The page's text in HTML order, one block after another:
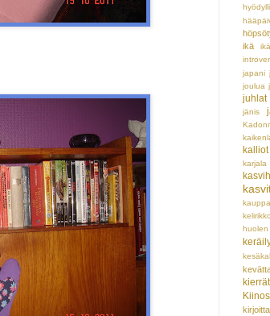
ikä
japani
joulua
juhlat
jänis
kalliot
karjala
kauppa